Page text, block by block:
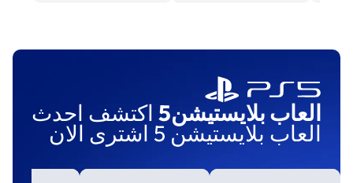
العاب بلايستيشن5 اكتشف احدث
العاب بلايستيشن 5 اشترى الان